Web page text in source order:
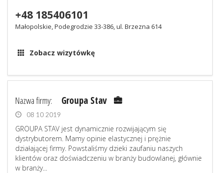
+48 185406101
Małopolskie, Podegrodzie 33-386, ul. Brzezna 614
Zobacz wizytówkę
Nazwa firmy: Groupa Stav
08 10 2019
GROUPA STAV jest dynamicznie rozwijającym się
dystrybutorem. Mamy opinie elastycznej i prężnie
działającej firmy. Powstaliśmy dzieki zaufaniu naszych
klientów oraz doświadczeniu w branży budowlanej, głównie
w branży...